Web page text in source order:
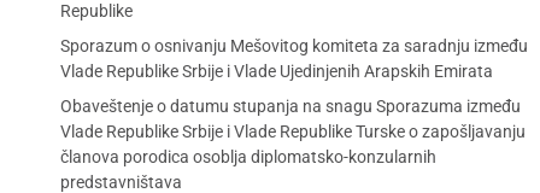
Republike
Sporazum o osnivanju Mešovitog komiteta za saradnju između
Vlade Republike Srbije i Vlade Ujedinjenih Arapskih Emirata
Obaveštenje o datumu stupanja na snagu Sporazuma između
Vlade Republike Srbije i Vlade Republike Turske o zapošljavanju
članova porodica osoblja diplomatsko-konzularnih
predstavništava